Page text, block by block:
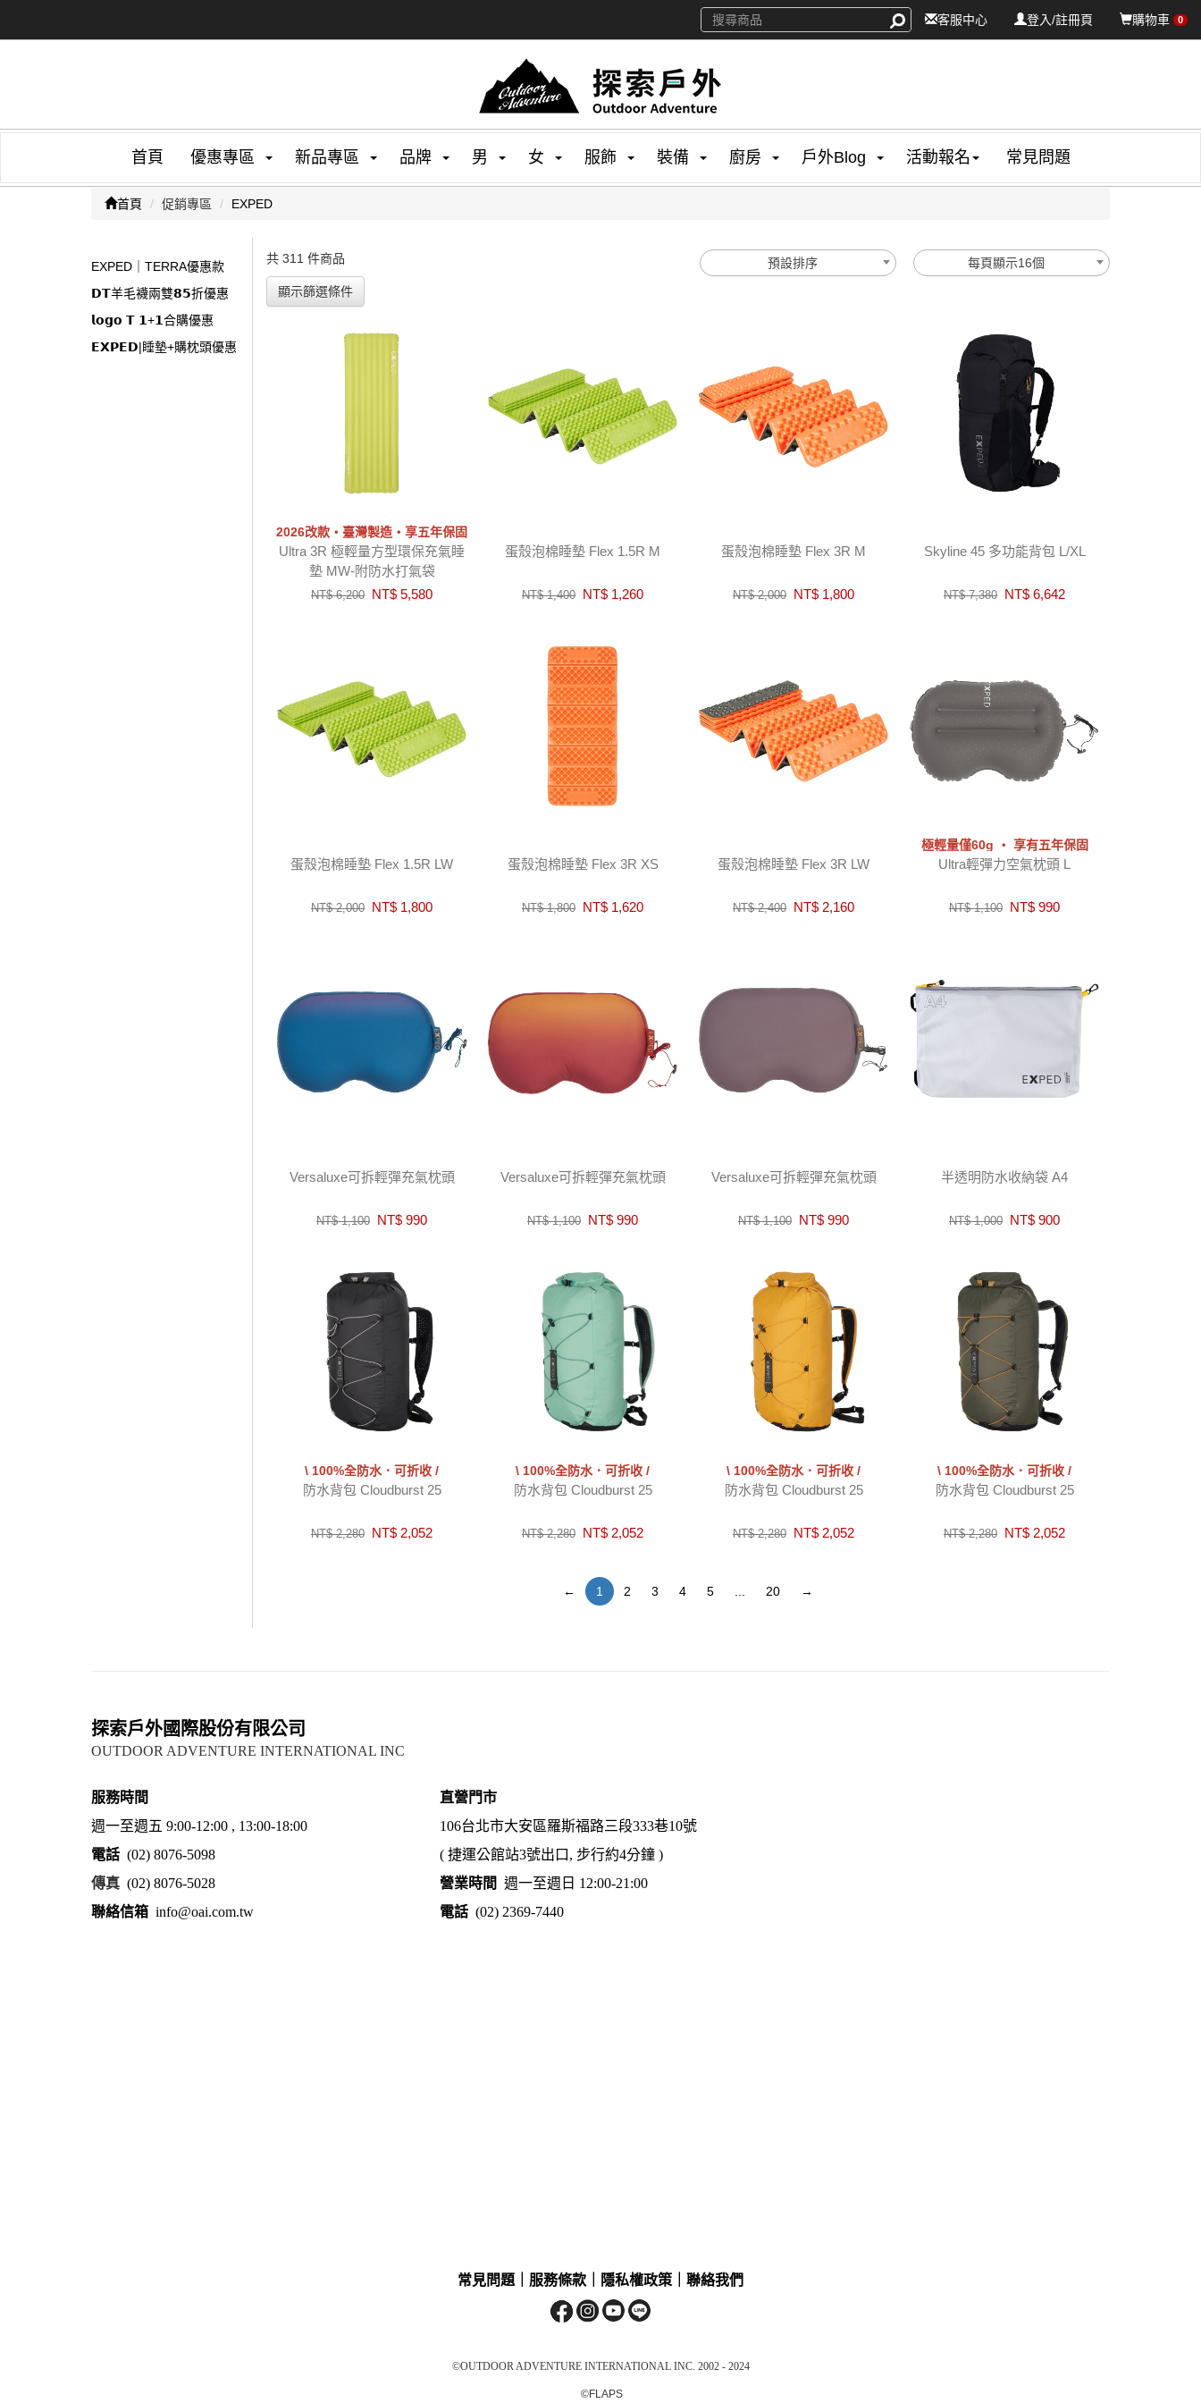
購物車 0
登入/註冊頁
客服中心
首頁 優惠專區 新品專區 品牌 男 女 服飾 裝備 廚房 戶外Blog 活動報名 常見問題
首頁 促銷專區 EXPED
EXPED｜TERRA優惠款
𝗗𝗧羊毛襪兩雙𝟴𝟱折優惠
𝗹𝗼𝗴𝗼 𝗧 𝟭+𝟭合購優惠
𝗘𝗫𝗣𝗘𝗗|睡墊+購枕頭優惠
共 311 件商品 預設排序
每頁顯示16個
顯示篩選條件
2026改款‧臺灣製造‧享五年保固
Ultra 3R 極輕量方型環保充氣睡
墊 MW-附防水打氣袋
NT$ 6,200 NT$ 5,580
蛋殼泡棉睡墊 Flex 1.5R M
NT$ 1,400 NT$ 1,260
蛋殼泡棉睡墊 Flex 3R M
NT$ 2,000 NT$ 1,800
Skyline 45 多功能背包 L/XL
NT$ 7,380 NT$ 6,642
蛋殼泡棉睡墊 Flex 1.5R LW
NT$ 2,000 NT$ 1,800
蛋殼泡棉睡墊 Flex 3R XS
NT$ 1,800 NT$ 1,620
蛋殼泡棉睡墊 Flex 3R LW
NT$ 2,400 NT$ 2,160
極輕量僅60g ‧ 享有五年保固
Ultra輕彈力空氣枕頭 L
NT$ 1,100 NT$ 990
Versaluxe可拆輕彈充氣枕頭
NT$ 1,100 NT$ 990
Versaluxe可拆輕彈充氣枕頭
NT$ 1,100 NT$ 990
Versaluxe可拆輕彈充氣枕頭
NT$ 1,100 NT$ 990
半透明防水收納袋 A4
NT$ 1,000 NT$ 900
\ 100%全防水．可折收 /
防水背包 Cloudburst 25
NT$ 2,280 NT$ 2,052
\ 100%全防水．可折收 /
防水背包 Cloudburst 25
NT$ 2,280 NT$ 2,052
\ 100%全防水．可折收 /
防水背包 Cloudburst 25
NT$ 2,280 NT$ 2,052
\ 100%全防水．可折收 /
防水背包 Cloudburst 25
NT$ 2,280 NT$ 2,052
← 1 2 3 4 5 20 →
探索戶外國際股份有限公司
OUTDOOR ADVENTURE INTERNATIONAL INC
服務時間
週一至週五 9:00-12:00 , 13:00-18:00
電話 (02) 8076-5098
傳真 (02) 8076-5028
聯絡信箱 info@oai.com.tw
直營門市
106台北市大安區羅斯福路三段333巷10號
( 捷運公館站3號出口, 步行約4分鐘 )
營業時間 週一至週日 12:00-21:00
電話 (02) 2369-7440
常見問題 服務條款 隱私權政策 聯絡我們
©OUTDOOR ADVENTURE INTERNATIONAL INC. 2002 - 2024
©FLAPS